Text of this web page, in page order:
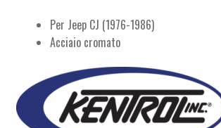
Per Jeep CJ (1976-1986)
Acciaio cromato